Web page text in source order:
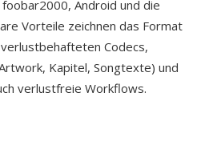
Android und die
Vorteile zeichnen das Format
Codecs,
Kapitel, Songtexte) und
verlustfreie Workflows.